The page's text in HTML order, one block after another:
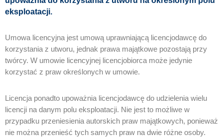
eksploatacji.
Umowa licencyjna jest umową uprawniającą licencjodawcę do
korzystania z utworu, jednak prawa majątkowe pozostają przy
twórcy. W umowie licencyjnej licencjobiorca może jedynie
korzystać z praw określonych w umowie.
Licencja ponadto upoważnia licencjodawcę do udzielenia wielu
licencji na danym polu eksploatacji. Nie jest to możliwe w
przypadku przeniesienia autorskich praw majątkowych, ponieważ
nie można przenieść tych samych praw na dwie różne osoby.